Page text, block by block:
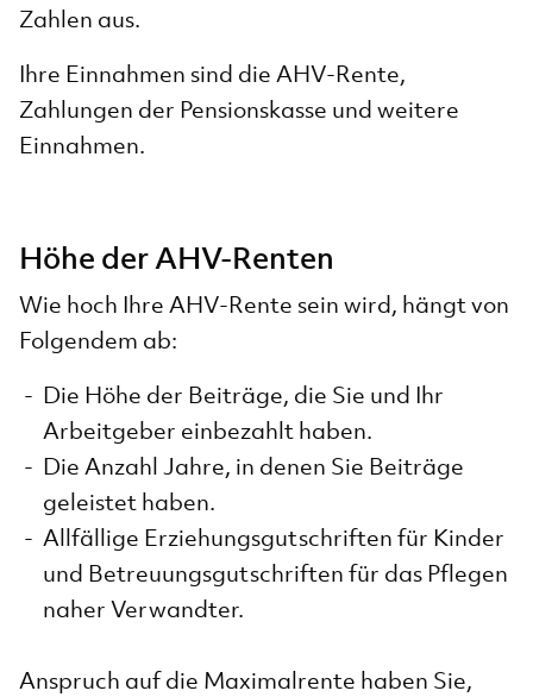
Zahlen aus.
Ihre Einnahmen sind die AHV-Rente,
Zahlungen der Pensionskasse und weitere
Einnahmen.
Höhe der AHV-Renten
Wie hoch Ihre AHV-Rente sein wird, hängt von
Folgendem ab:
Die Höhe der Beiträge, die Sie und Ihr
Arbeitgeber einbezahlt haben.
Die Anzahl Jahre, in denen Sie Beiträge
geleistet haben.
Allfällige Erziehungsgutschriften für Kinder
und Betreuungsgutschriften für das Pflegen
naher Verwandter.
Anspruch auf die Maximalrente haben Sie,